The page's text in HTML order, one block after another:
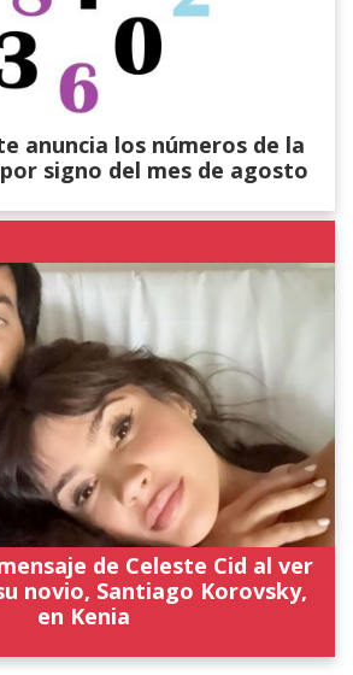
anuncia los números de la
signo del mes de agosto
de Celeste Cid al ver
novio, Santiago Korovsky,
en Kenia